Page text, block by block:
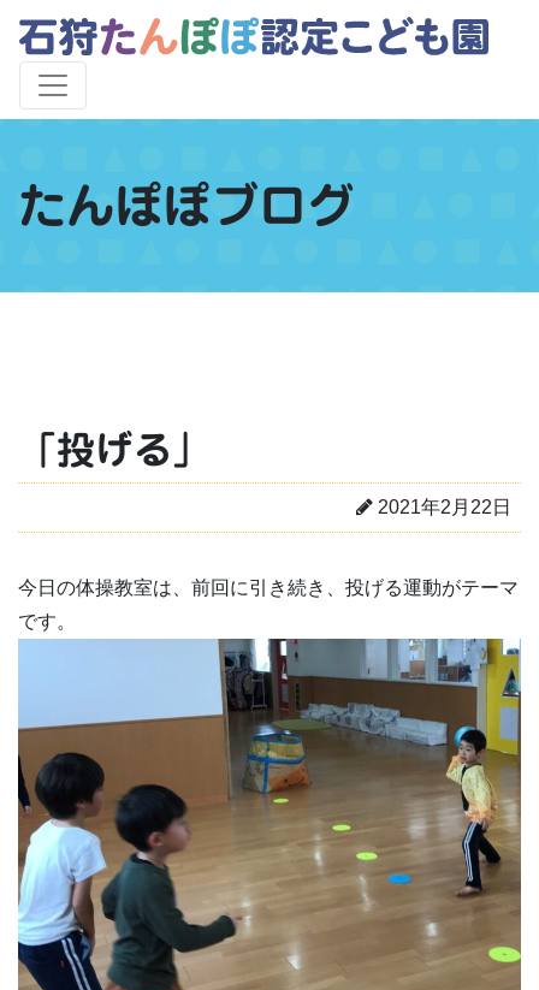
たんぽぽブログ
「投げる」
2021年2月22日
今日の体操教室は、前回に引き続き、投げる運動がテーマ
です。